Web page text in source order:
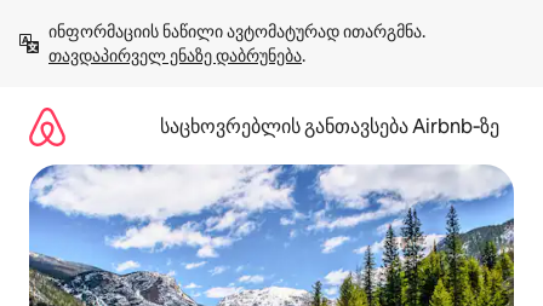
გადასვლა
თავდაპირველ ენაზე დაბრუნება.
საცხოვრებლის განთავსება Airbnb‑ზე